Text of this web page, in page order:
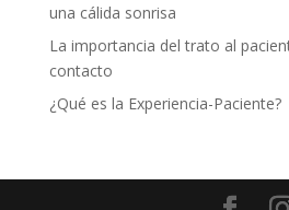
una cálida sonrisa
La importancia del trato al
contacto
¿Qué es la Experiencia-Paciente?